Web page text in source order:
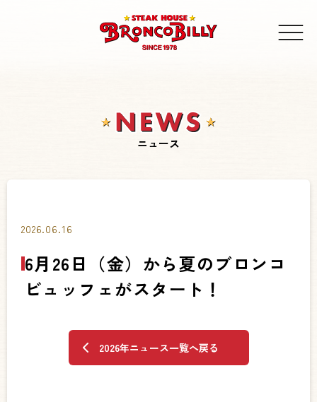
ニュース
2026.06.16
6月26日（金）から夏のブロンコ
ビュッフェがスタート！
2026年ニュース一覧へ戻る